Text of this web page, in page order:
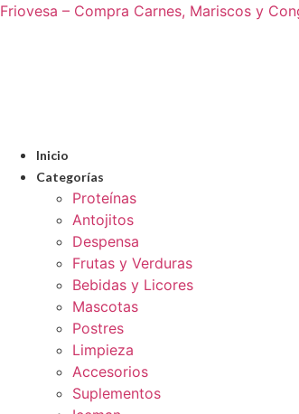
Friovesa – Compra Carnes, Mariscos y
Inicio
Categorías
Proteínas
Antojitos
Despensa
Frutas y Verduras
Bebidas y Licores
Mascotas
Postres
Limpieza
Accesorios
Suplementos